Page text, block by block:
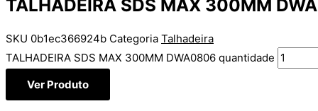
TALHADEIRA SDS MAX 300MM
SKU 0b1ec366924b Categoria Talhadeira
TALHADEIRA SDS MAX 300MM DWA0806 quantidade
Ver Produto